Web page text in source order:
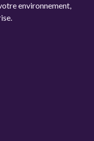
environnement,